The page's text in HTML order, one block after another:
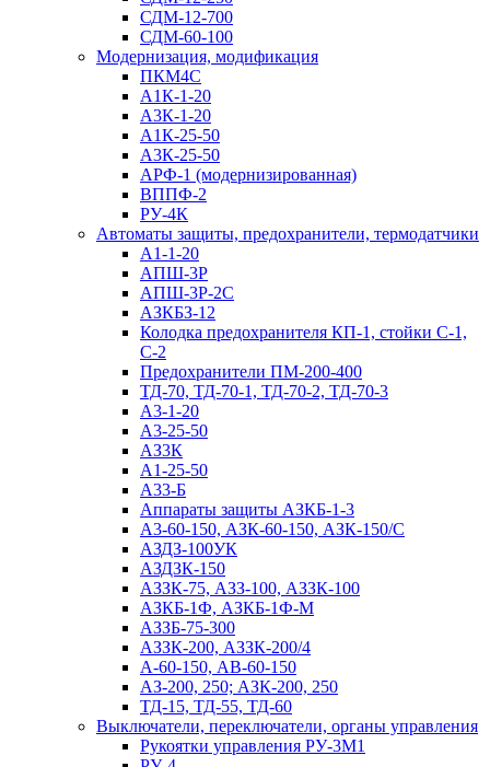
СДМ-12-700
СДМ-60-100
Модернизация, модификация
ПКМ4С
А1К-1-20
А3К-1-20
А1К-25-50
А3К-25-50
АРФ-1 (модернизированная)
ВППФ-2
РУ-4К
Автоматы защиты, предохранители, термодатчики
А1-1-20
АПШ-3Р
АПШ-3P-2С
АЗКБЗ-12
Колодка предохранителя КП-1, стойки С-1,
С-2
Предохранители ПМ-200-400
ТД-70, ТД-70-1, ТД-70-2, ТД-70-3
А3-1-20
А3-25-50
АЗ3К
А1-25-50
А33-Б
Аппараты защиты АЗКБ-1-3
А3-60-150, АЗК-60-150, АЗК-150/С
АЗДЗ-100УК
АЗДЗК-150
АЗЗК-75, АЗЗ-100, АЗЗК-100
АЗКБ-1Ф, АЗКБ-1Ф-М
АЗЗБ-75-300
АЗЗК-200, АЗЗК-200/4
А-60-150, АВ-60-150
АЗ-200, 250; АЗК-200, 250
ТД-15, ТД-55, ТД-60
Выключатели, переключатели, органы управления
Рукоятки управления РУ-3М1